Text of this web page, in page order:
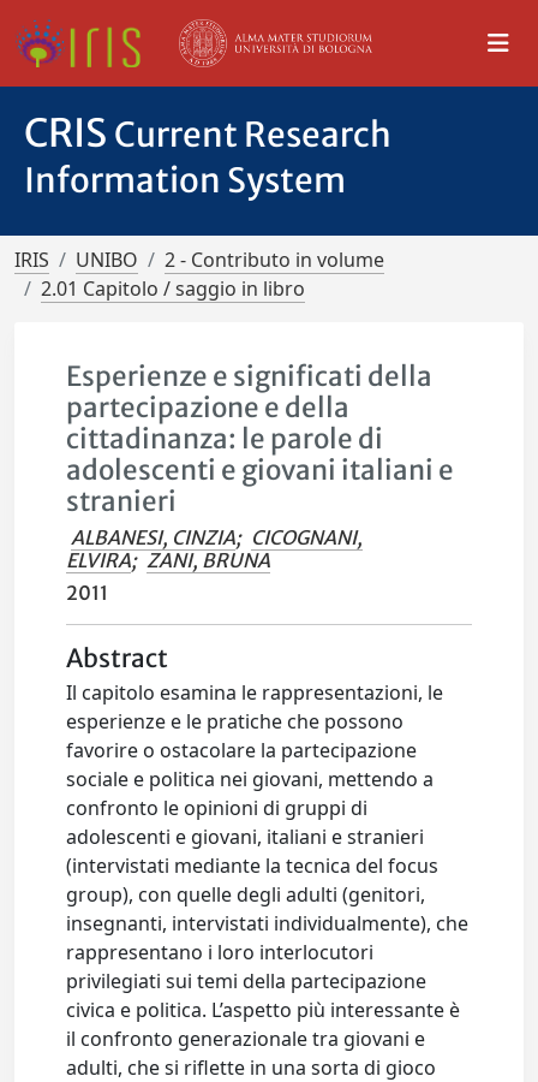
CRIS Current Research
Information System
IRIS UNIBO
2 - Contributo in volume
2.01 Capitolo / saggio in libro
Esperienze e significati della
partecipazione e della
cittadinanza: le parole di
adolescenti e giovani italiani e
stranieri
ALBANESI, CINZIA; CICOGNANI,
ELVIRA; ZANI, BRUNA
2011
Abstract
Il capitolo esamina le rappresentazioni, le
esperienze e le pratiche che possono
favorire o ostacolare la partecipazione
sociale e politica nei giovani, mettendo a
confronto le opinioni di gruppi di
adolescenti e giovani, italiani e stranieri
(intervistati mediante la tecnica del focus
group), con quelle degli adulti (genitori,
insegnanti, intervistati individualmente), che
rappresentano i loro interlocutori
privilegiati sui temi della partecipazione
civica e politica. L’aspetto più interessante è
il confronto generazionale tra giovani e
adulti, che si riflette in una sorta di gioco